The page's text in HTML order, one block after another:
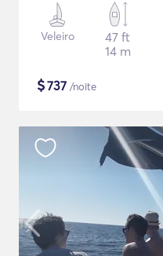
Veleiro
47 ft
14 m
$737 /noite